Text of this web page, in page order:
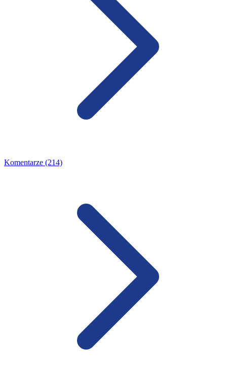
Komentarze (214)